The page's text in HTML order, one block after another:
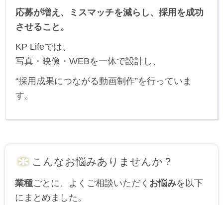
応募が増え、ミスマッチを減らし、採用を成功
させること。
KP Lifeでは、
写真・映像・WEBを一体で設計し、
“採用成果につながる動画制作”を行っていま
す。
こんなお悩みありませんか？
業種ごとに、よくご相談いただく お悩みを以下
にまとめました。